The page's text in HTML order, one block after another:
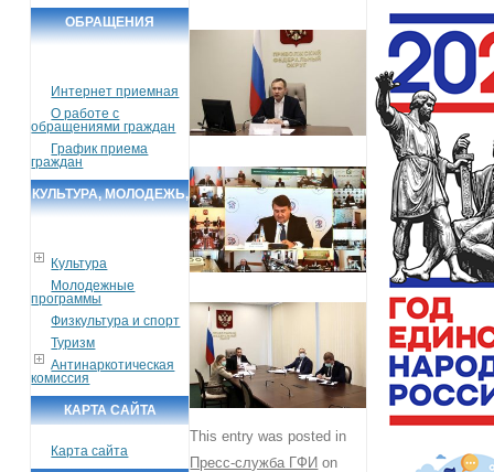
ОБРАЩЕНИЯ
Интернет приемная
О работе с
обращениями граждан
График приема
граждан
КУЛЬТУРА, МОЛОДЕЖЬ,
Культура
Молодежные
программы
Физкультура и спорт
Туризм
Антинаркотическая
комиссия
КАРТА САЙТА
Карта сайта
This entry was posted in
Пресс-служба ГФИ on